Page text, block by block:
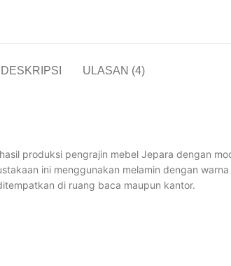
DESKRIPSI ULASAN (4)
produksi pengrajin mebel Jepara dengan
ini menggunakan melamin dengan
di ruang baca maupun kantor.